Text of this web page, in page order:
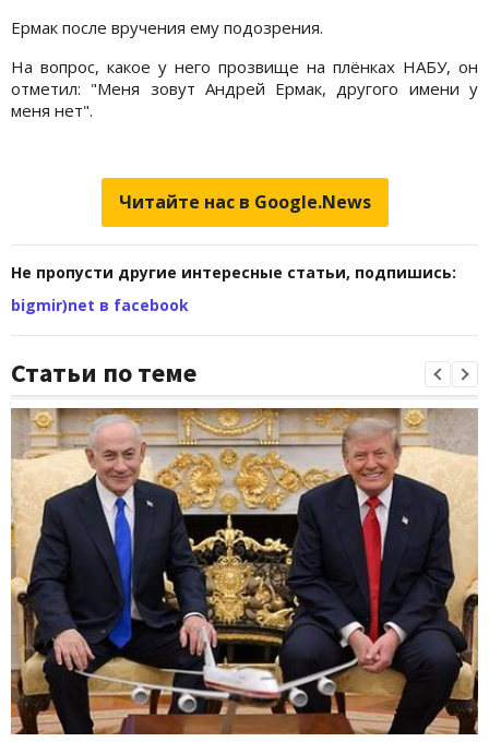
Ермак после вручения ему подозрения.
На вопрос, какое у него прозвище на плёнках НАБУ, он
отметил: "Меня зовут Андрей Ермак, другого имени у
меня нет".
Читайте нас в Google.News
Не пропусти другие интересные статьи, подпишись:
bigmir)net в facebook
Статьи по теме